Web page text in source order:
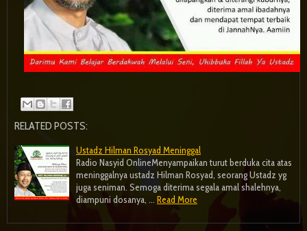
RELATED POSTS:
Ustadz Hilman Rosyad Meninggal
Radio Nasyid OnlineMenyampaikan turut berduka cita atas
meninggalnya ustadz Hilman Rosyad, seorang Ustadz yg
juga seniman. Semoga diterima segala amal shalehnya,
diampuni dosanya, … Read More